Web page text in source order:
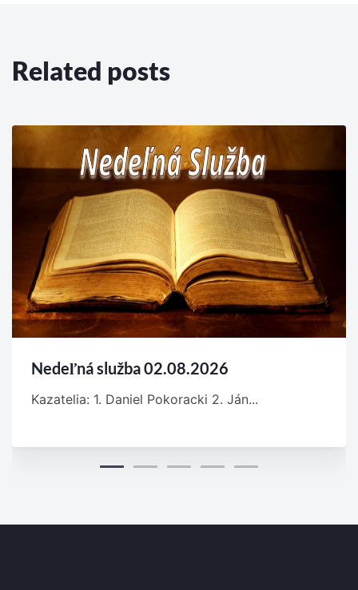
Related posts
Nedeľná služba 02.08.2026
Kazatelia: 1. Daniel Pokoracki 2. Ján...